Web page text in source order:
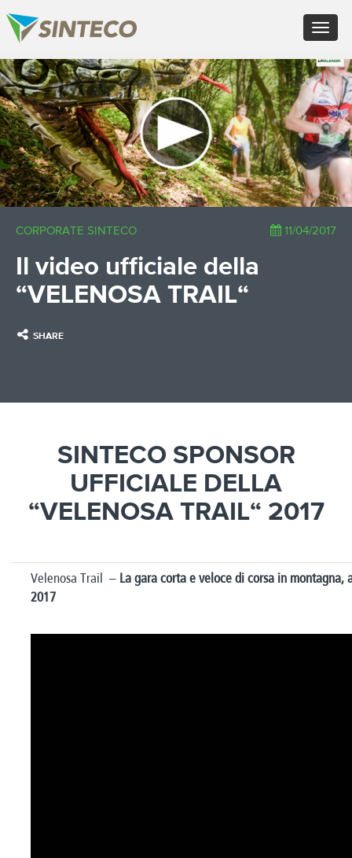
Toggle
×
ES - Español
PT - Português (PT)
RU - Русский
PL - Język polski
ZH - 汉语
JA - 日本語
TR - Türkçe
AE - اللغة العربية
CORPORATE SINTECO 11/04/2017
Il video ufficiale della
“VELENOSA TRAIL“
SHARE
SINTECO SPONSOR
UFFICIALE DELLA
“VELENOSA TRAIL“ 2017
Velenosa Trail – La gara corta e veloce di corsa in montagna,
2017